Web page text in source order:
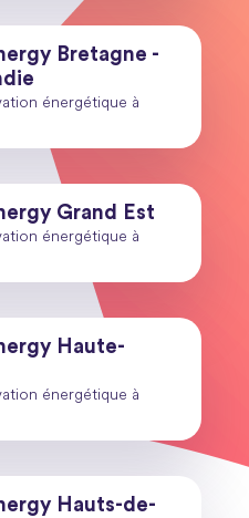
Bretagne -
énergétique à
Grand Est
énergétique à
Haute-
énergétique à
Hauts-de-